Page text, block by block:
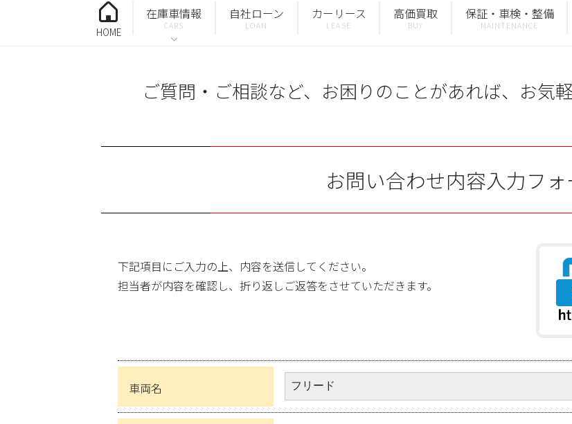
HOME
在庫車情報 自社ローン カーリース 高価買取 保証・車検・整備
ご質問・ご相談など、お困りのことがあれば、お気
お問い合わせ内容入力フォ
下記項目にご入力の上、内容を送信してください。
担当者が内容を確認し、折り返しご返答をさせていただきます。
車両名